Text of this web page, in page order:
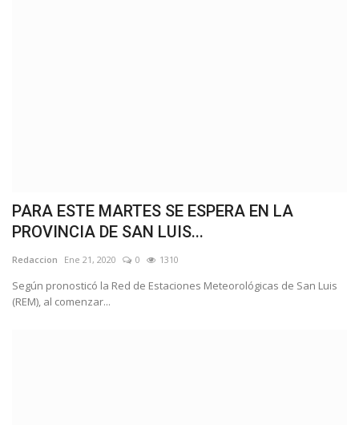
PARA ESTE MARTES SE ESPERA EN LA
PROVINCIA DE SAN LUIS...
Redaccion Ene 21, 2020 0 1310
Según pronosticó la Red de Estaciones Meteorológicas de San Luis
(REM), al comenzar...